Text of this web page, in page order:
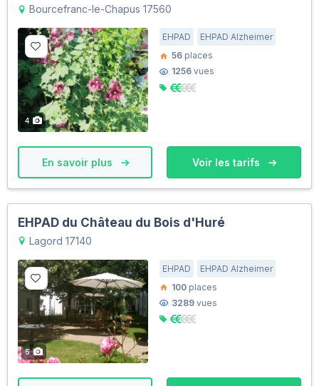
Bourcefranc-le-Chapus 17560
4
EHPAD
EHPAD Alzheimer
56 places
1256 vues
En savoir plus Voir les tarifs
EHPAD du Château du Bois d'Huré
Lagord 17140
5
EHPAD
EHPAD Alzheimer
100 places
3289 vues